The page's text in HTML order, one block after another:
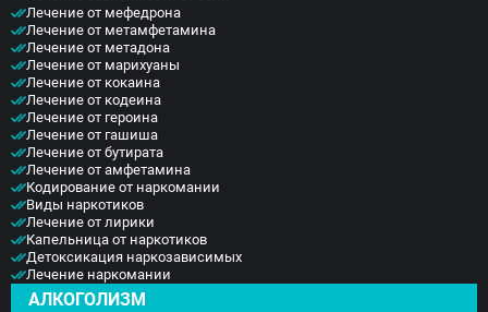
Лечение от мефедрона
Лечение от метамфетамина
Лечение от метадона
Лечение от марихуаны
Лечение от кокаина
Лечение от кодеина
Лечение от героина
Лечение от гашиша
Лечение от бутирата
Лечение от амфетамина
Кодирование от наркомании
Виды наркотиков
Лечение от лирики
Капельница от наркотиков
Детоксикация наркозависимых
Лечение наркомании
АЛКОГОЛИЗМ